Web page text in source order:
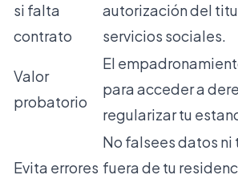
si falta
contrato
autorización del
servicios sociales.
Valor
probatorio
El
para acceder a
regularizar tu
Evita errores
No falsees datos
fuera de tu